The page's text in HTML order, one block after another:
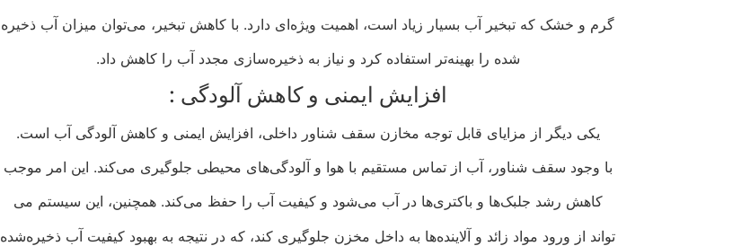
گرم و خشک که تبخیر آب بسیار زیاد است، اهمیت ویژه‌ای دارد. با کاهش تبخیر، می‌توان میزان آب ذخیره
شده را بهینه‌تر استفاده کرد و نیاز به ذخیره‌سازی مجدد آب را کاهش داد.
افزایش ایمنی و کاهش آلودگی :
یکی دیگر از مزایای قابل توجه مخازن سقف شناور داخلی، افزایش ایمنی و کاهش آلودگی آب است.
با وجود سقف شناور، آب از تماس مستقیم با هوا و آلودگی‌های محیطی جلوگیری می‌کند. این امر موجب
کاهش رشد جلبک‌ها و باکتری‌ها در آب می‌شود و کیفیت آب را حفظ می‌کند. همچنین، این سیستم می‌
تواند از ورود مواد زائد و آلاینده‌ها به داخل مخزن جلوگیری کند، که در نتیجه به بهبود کیفیت آب ذخیره‌شده